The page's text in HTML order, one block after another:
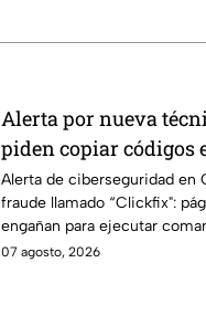
Alerta por nueva
piden copiar códigos
Cuidado, podrías ser
peligroso "Clickfix"
Alerta de ciberseguridad en
fraude llamado “Clickfix":
engañan para ejecutar
información de tu equipo.
07 agosto, 2026